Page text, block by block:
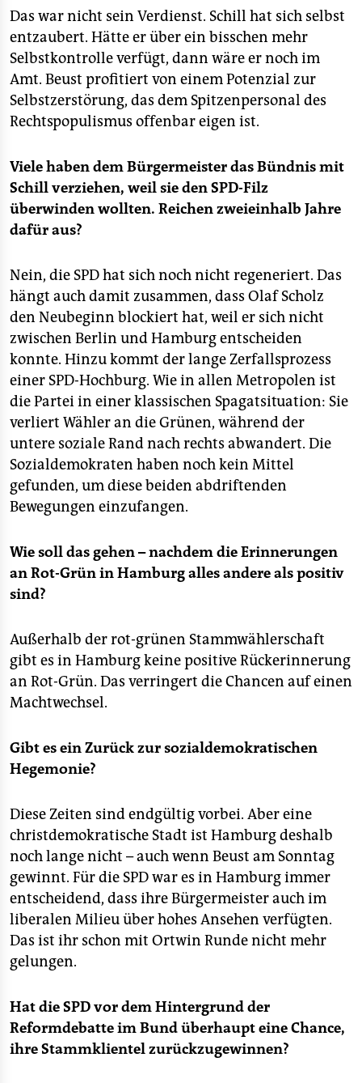
Das war nicht sein Verdienst. Schill hat sich selbst
entzaubert. Hätte er über ein bisschen mehr
Selbstkontrolle verfügt, dann wäre er noch im
Amt. Beust profitiert von einem Potenzial zur
Selbstzerstörung, das dem Spitzenpersonal des
Rechtspopulismus offenbar eigen ist.
Viele haben dem Bürgermeister das Bündnis mit
Schill verziehen, weil sie den SPD-Filz
überwinden wollten. Reichen zweieinhalb Jahre
dafür aus?
Nein, die SPD hat sich noch nicht regeneriert. Das
hängt auch damit zusammen, dass Olaf Scholz
den Neubeginn blockiert hat, weil er sich nicht
zwischen Berlin und Hamburg entscheiden
konnte. Hinzu kommt der lange Zerfallsprozess
einer SPD-Hochburg. Wie in allen Metropolen ist
die Partei in einer klassischen Spagatsituation: Sie
verliert Wähler an die Grünen, während der
untere soziale Rand nach rechts abwandert. Die
Sozialdemokraten haben noch kein Mittel
gefunden, um diese beiden abdriftenden
Bewegungen einzufangen.
Wie soll das gehen – nachdem die Erinnerungen
an Rot-Grün in Hamburg alles andere als positiv
sind?
Außerhalb der rot-grünen Stammwählerschaft
gibt es in Hamburg keine positive Rückerinnerung
an Rot-Grün. Das verringert die Chancen auf einen
Machtwechsel.
Gibt es ein Zurück zur sozialdemokratischen
Hegemonie?
Diese Zeiten sind endgültig vorbei. Aber eine
christdemokratische Stadt ist Hamburg deshalb
noch lange nicht – auch wenn Beust am Sonntag
gewinnt. Für die SPD war es in Hamburg immer
entscheidend, dass ihre Bürgermeister auch im
liberalen Milieu über hohes Ansehen verfügten.
Das ist ihr schon mit Ortwin Runde nicht mehr
gelungen.
Hat die SPD vor dem Hintergrund der
Reformdebatte im Bund überhaupt eine Chance,
ihre Stammklientel zurückzugewinnen?